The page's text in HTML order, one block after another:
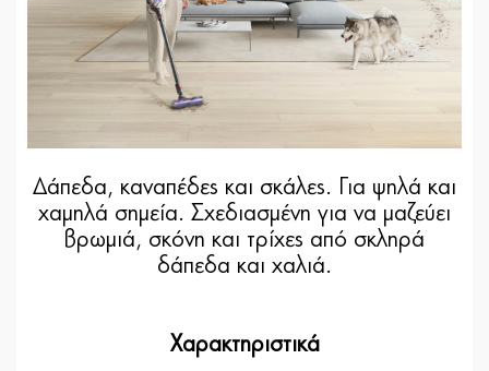
Δάπεδα, καναπέδες και σκάλες. Για ψηλά και
χαμηλά σημεία. Σχεδιασμένη για να μαζεύει
βρωμιά, σκόνη και τρίχες από σκληρά
δάπεδα και χαλιά.
Χαρακτηριστικά